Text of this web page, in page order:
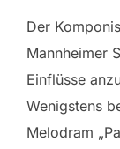
Der
Mannheimer
Einflüsse
Wenigstens
Melodram